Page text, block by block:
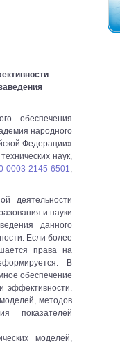
обеспечения
народного
Федерации»
наук,
0003-2145-6501,
деятельности
и науки
данного
Если более
права на
В
обеспечение
эффективности.
методов
показателей
моделей,